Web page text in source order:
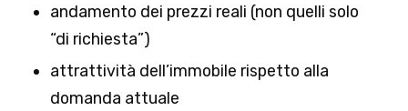
andamento dei prezzi reali (non quelli solo
“di richiesta”)
attrattività dell’immobile rispetto alla
domanda attuale